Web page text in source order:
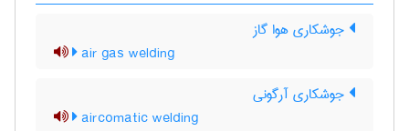
جوشکاری هوا گاز
air gas welding
جوشکاری آرگونی
aircomatic welding